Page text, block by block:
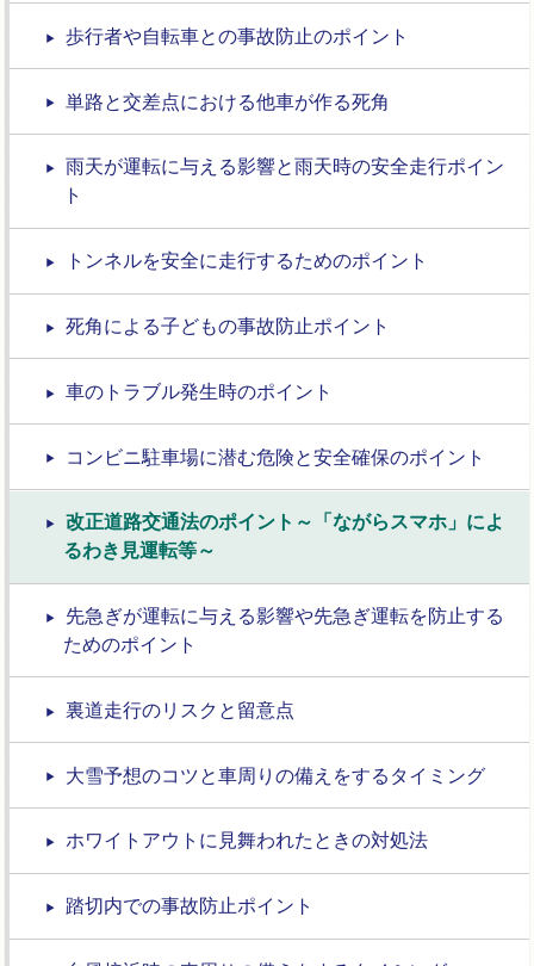
歩行者や自転車との事故防止のポイント
単路と交差点における他車が作る死角
雨天が運転に与える影響と雨天時の安全走行ポイン
ト
トンネルを安全に走行するためのポイント
死角による子どもの事故防止ポイント
車のトラブル発生時のポイント
コンビニ駐車場に潜む危険と安全確保のポイント
改正道路交通法のポイント～「ながらスマホ」によ
るわき見運転等～
先急ぎが運転に与える影響や先急ぎ運転を防止する
ためのポイント
裏道走行のリスクと留意点
大雪予想のコツと車周りの備えをするタイミング
ホワイトアウトに見舞われたときの対処法
踏切内での事故防止ポイント